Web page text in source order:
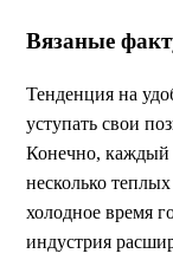
Вязаные
Тенденция на
уступать свои
Конечно, каждый
несколько
холодное время
индустрия